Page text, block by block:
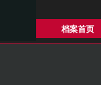
档案首页